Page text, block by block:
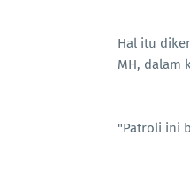
Hal itu
MH, dalam
"Patroli ini